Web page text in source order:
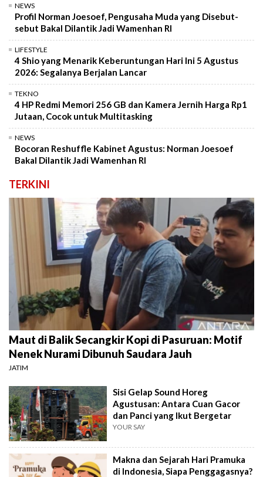
NEWS
Profil Norman Joesoef, Pengusaha Muda yang Disebut-
sebut Bakal Dilantik Jadi Wamenhan RI
LIFESTYLE
4 Shio yang Menarik Keberuntungan Hari Ini 5 Agustus
2026: Segalanya Berjalan Lancar
TEKNO
4 HP Redmi Memori 256 GB dan Kamera Jernih Harga Rp1
Jutaan, Cocok untuk Multitasking
NEWS
Bocoran Reshuffle Kabinet Agustus: Norman Joesoef
Bakal Dilantik Jadi Wamenhan RI
TERKINI
Maut di Balik Secangkir Kopi di Pasuruan: Motif
Nenek Nurami Dibunuh Saudara Jauh
JATIM
Sisi Gelap Sound Horeg
Agustusan: Antara Cuan Gacor
dan Panci yang Ikut Bergetar
YOUR SAY
Makna dan Sejarah Hari Pramuka
di Indonesia, Siapa Penggagasnya?